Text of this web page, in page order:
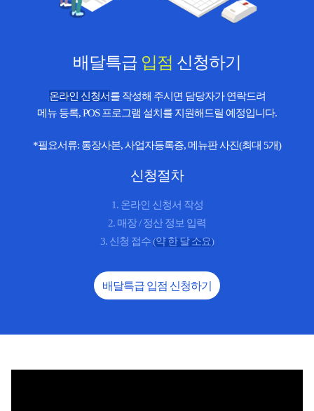
배달특급 입점 신청하기
온라인 신청서를 작성해 주시면 담당자가 연락드려
메뉴 등록, POS 프로그램 설치를 지원해드릴 예정입니다.
*필요서류: 통장사본, 사업자등록증, 메뉴판 사진(최대 5개)
신청절차
1. 온라인 신청서 작성
2. 매장 / 정산 정보 입력
3. 신청 접수(약 한 달 소요)
배달특급 입점 신청하기